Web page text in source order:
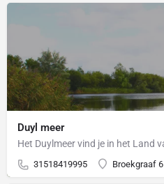
Duyl meer
31518419995 Broekgraaf 6